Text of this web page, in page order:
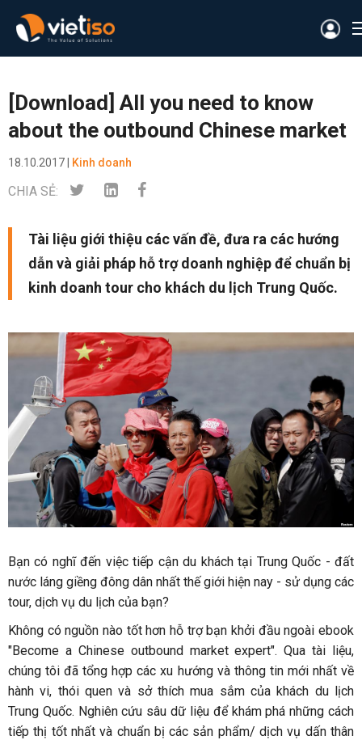
[Download] All you need to know
about the outbound Chinese market
18.10.2017 | Kinh doanh
CHIA SẺ:
Tài liệu giới thiệu các vấn đề, đưa ra các hướng
dẫn và giải pháp hỗ trợ doanh nghiệp để chuẩn bị
kinh doanh tour cho khách du lịch Trung Quốc.
Bạn có nghĩ đến việc tiếp cận du khách tại Trung Quốc - đất
nước láng giềng đông dân nhất thế giới hiện nay - sử dụng các
tour, dịch vụ du lịch của bạn?
Không có nguồn nào tốt hơn hỗ trợ bạn khởi đầu ngoài ebook
"Become a Chinese outbound market expert". Qua tài liệu,
chúng tôi đã tổng hợp các xu hướng và thông tin mới nhất về
hành vi, thói quen và sở thích mua sắm của khách du lịch
Trung Quốc. Nghiên cứu sâu dữ liệu để khám phá những cách
tiếp thị tốt nhất và chuẩn bị các sản phẩm/ dịch vụ dấn thân